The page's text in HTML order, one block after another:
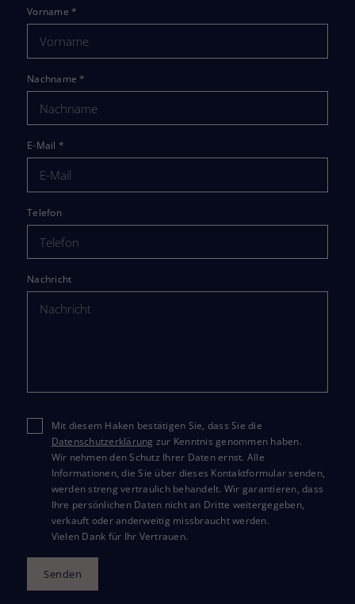
Vorname *
Nachname *
E-Mail *
Telefon
Nachricht
Mit diesem Haken bestätigen Sie, dass Sie die
Datenschutzerklärung zur Kenntnis genommen haben.
Wir nehmen den Schutz Ihrer Daten ernst. Alle
Informationen, die Sie über dieses Kontaktformular senden,
werden streng vertraulich behandelt. Wir garantieren, dass
Ihre persönlichen Daten nicht an Dritte weitergegeben,
verkauft oder anderweitig missbraucht werden.
Vielen Dank für Ihr Vertrauen.
Senden